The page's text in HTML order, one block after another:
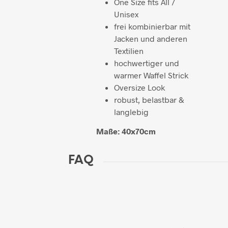
Unisex
frei kombinierbar mit
Jacken und anderen
Textilien
hochwertiger und
warmer Waffel Strick
Oversize Look
robust, belastbar &
langlebig
Maße: 40x70cm
FAQ